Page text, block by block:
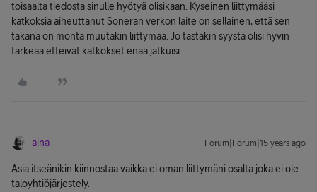
toisaalta tiedosta sinulle hyötyä olisikaan. Kyseinen liittymääsi
katkoksia aiheuttanut Soneran verkon laite on sellainen, että sen
takana on monta muutakin liittymää. Jo tästäkin syystä olisi hyvin
tärkeää etteivät katkokset enää jatkuisi.
aina Forum|Forum|15 years ago
Asia itseänikin kiinnostaa vaikka ei oman liittymäni osalta joka ei ole
taloyhtiöjärjestely.